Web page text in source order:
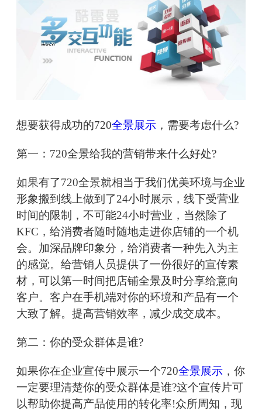
想要获得成功的720全景展示 ，需要考虑什么?
第一：720全景给我的营销带来什么好处?
如果有了720全景就相当于我们优美环境与企业
形象搬到线上做到了24小时展示，线下受营业
时间的限制，不可能24小时营业，当然除了
KFC，给消费者随时随地走进你店铺的一个机
会。加深品牌印象分，给消费者一种先入为主
的感觉。给营销人员提供了一份很好的宣传素
材，可以第一时间把店铺全景及时分享给意向
客户。客户在手机端对你的环境和产品有一个
大致了解。提高营销效率，减少成交成本。
第二：你的受众群体是谁?
如果你在企业宣传中展示一个720全景展示 ，你
一定要理清楚你的受众群体是谁?这个宣传片可
以帮助你提高产品使用的转化率!众所周知，现